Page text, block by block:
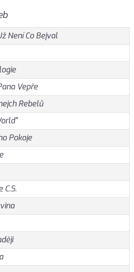
Není Co Bejval
Vepře
Rebelů
Pokoje
C.S.